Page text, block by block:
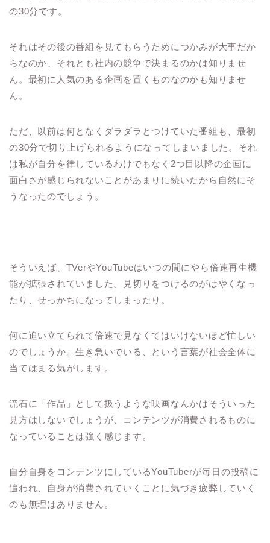
の30分です。
それはその後の番組を見てもらうためにつかみが大事だか
らなのか、それとも社内の競争で決まるのかは知りませ
ん。最初に人気のある企画を置くものなのかも知りませ
ん。
ただ、以前は何となくダラダラとつけていた番組も、最初
の30分で切り上げられるようになってしまいました。それ
は私が自分を律しているわけでもなく2つ目以降の企画に
面白さが感じられないことがあまりに続いたから自然にそ
うなったのでしょう。
そういえば、TVerやYouTubeはいつの間にやら倍速再生機
能が拡張されていました。見切りをつけるのがはやくなっ
たり、せっかちになってしまったり。
何に追い立てられて倍速で見なくてはいけないほど忙しい
のでしょうか。生き急いでいる、という言葉が社会全体に
当てはまる気がします。
流石に「作品」として扱うような映画なんかはそういった
見方はしないでしょうが、コンテンツが消費されるものに
なっていることは強く感じます。
自分自身をコンテンツにしているYouTuberが毎日の投稿に
追われ、自身が消費されていくことに気づき疲弊していく
のも無理はありません。